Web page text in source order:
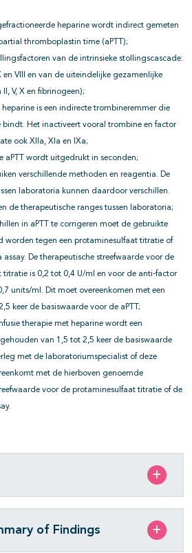
heparine wordt indirect gemeten
thromboplastin time (aPTT);
van de intrinsieke stollingscascade:
en VIII en van de uiteindelijke gezamenlijke
V, X en fibrinogeen);
is een indirecte trombineremmer die
Het inactiveert vooral trombine en factor
ook XIIa, XIa en IXa;
aPTT wordt uitgedrukt in seconden;
verschillende methoden en reagentia. De
laboratoria kunnen daardoor verschillen.
de therapeutische ranges tussen laboratoria;
in aPTT te corrigeren moet de gebruikte
worden tegen een protaminesulfaat titratie of
assay. De therapeutische streefwaarde voor de
titratie is 0,2 tot 0,4 U/ml en voor de anti-factor
units/ml. Dit moet overeenkomen met een
keer de basiswaarde voor de aPTT;
therapie met heparine wordt een
van 1,5 tot 2,5 keer de basiswaarde
met de laboratoriumspecialist of deze
met de hierboven genoemde
voor de protaminesulfaat titratie of de
of Findings